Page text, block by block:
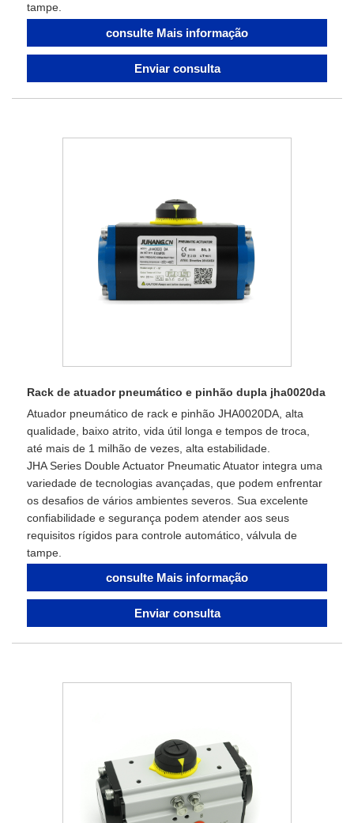
tampe.
consulte Mais informação
Enviar consulta
Rack de atuador pneumático e pinhão dupla jha0020da
Atuador pneumático de rack e pinhão JHA0020DA, alta
qualidade, baixo atrito, vida útil longa e tempos de troca,
até mais de 1 milhão de vezes, alta estabilidade.
JHA Series Double Actuator Pneumatic Atuator integra uma
variedade de tecnologias avançadas, que podem enfrentar
os desafios de vários ambientes severos. Sua excelente
confiabilidade e segurança podem atender aos seus
requisitos rígidos para controle automático, válvula de
tampe.
consulte Mais informação
Enviar consulta